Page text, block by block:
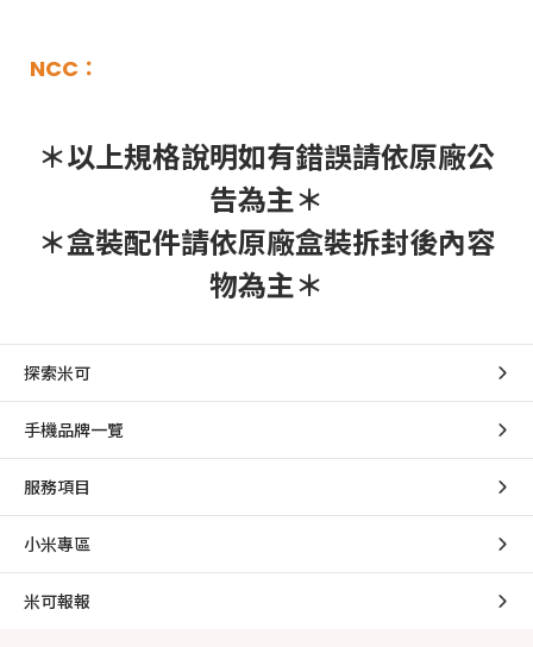
NCC：
＊以上規格說明如有錯誤請依原廠公
告為主＊
＊盒裝配件請依原廠盒裝拆封後內容
物為主＊
探索米可
手機品牌一覽
服務項目
小米專區
米可報報